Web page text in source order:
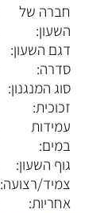
חברה של
השעון:
דגם השעון:
סדרה:
סוג המנגנון:
זכוכית:
עמידות
במים:
גוף השעון:
צמיד/רצועה:
אחריות: